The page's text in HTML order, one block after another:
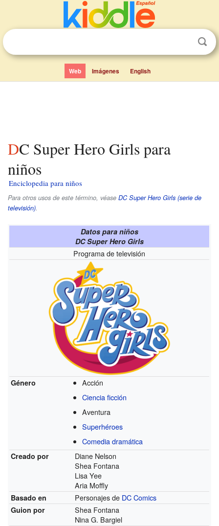
Web Imágenes English
DC Super Hero Girls para
niños
Enciclopedia para niños
Para otros usos de este término, véase DC Super Hero Girls (serie de
televisión).
Datos para niños
DC Super Hero Girls
Programa de televisión
Género
Acción
Ciencia ficción
Aventura
Superhéroes
Comedia dramática
Creado por
Diane Nelson
Shea Fontana
Lisa Yee
Aria Moffly
Basado en Personajes de DC Comics
Guion por
Shea Fontana
Nina G. Bargiel